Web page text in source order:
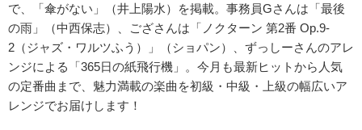
で、「傘がない」（井上陽水）を掲載。事務員Gさんは「最後
の雨」（中西保志）、ござさんは「ノクターン 第2番 Op.9-
2（ジャズ・ワルツふう）」（ショパン）、ずっしーさんのアレ
ンジによる「365日の紙飛行機」。今月も最新ヒットから人気
の定番曲まで、魅力満載の楽曲を初級・中級・上級の幅広いア
レンジでお届けします！